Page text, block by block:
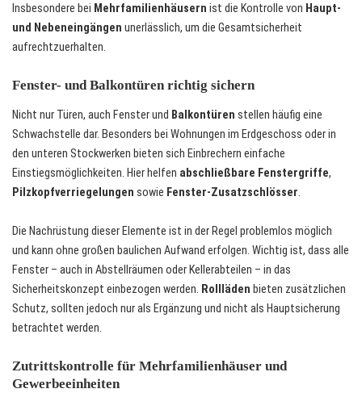
Insbesondere bei Mehrfamilienhäusern ist die Kontrolle von Haupt-
und Nebeneingängen unerlässlich, um die Gesamtsicherheit
aufrechtzuerhalten.
Fenster- und Balkontüren richtig sichern
Nicht nur Türen, auch Fenster und Balkontüren stellen häufig eine
Schwachstelle dar. Besonders bei Wohnungen im Erdgeschoss oder in
den unteren Stockwerken bieten sich Einbrechern einfache
Einstiegsmöglichkeiten. Hier helfen abschließbare Fenstergriffe,
Pilzkopfverriegelungen sowie Fenster-Zusatzschlösser.
Die Nachrüstung dieser Elemente ist in der Regel problemlos möglich
und kann ohne großen baulichen Aufwand erfolgen. Wichtig ist, dass alle
Fenster – auch in Abstellräumen oder Kellerabteilen – in das
Sicherheitskonzept einbezogen werden. Rollläden bieten zusätzlichen
Schutz, sollten jedoch nur als Ergänzung und nicht als Hauptsicherung
betrachtet werden.
Zutrittskontrolle für Mehrfamilienhäuser und
Gewerbeeinheiten